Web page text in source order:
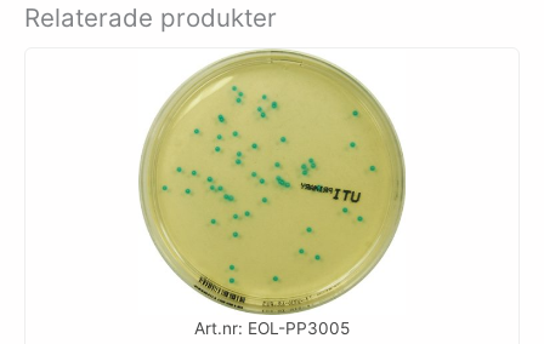
Relaterade produkter
Art.nr: EOL-PP3005